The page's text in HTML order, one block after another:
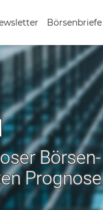
Börsenbriefe
Börsen-